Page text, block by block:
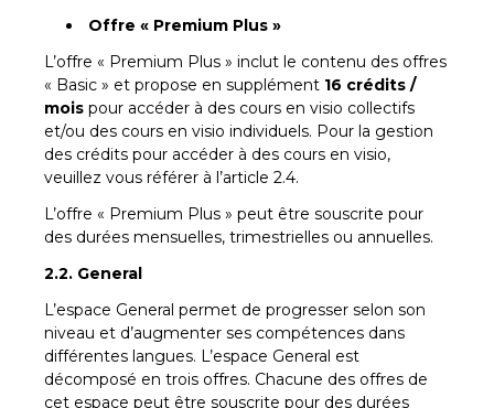
Offre « Premium Plus »
L’offre « Premium Plus » inclut le contenu des offres
« Basic » et propose en supplément 16 crédits /
mois pour accéder à des cours en visio collectifs
et/ou des cours en visio individuels. Pour la gestion
des crédits pour accéder à des cours en visio,
veuillez vous référer à l’article 2.4.
L’offre « Premium Plus » peut être souscrite pour
des durées mensuelles, trimestrielles ou annuelles.
2.2. General
L’espace General permet de progresser selon son
niveau et d’augmenter ses compétences dans
différentes langues. L’espace General est
décomposé en trois offres. Chacune des offres de
cet espace peut être souscrite pour des durées